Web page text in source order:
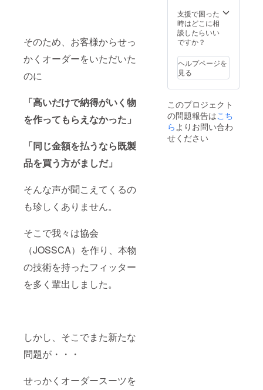
そのため、お客様からせっ
かくオーダーをいただいた
のに
「高いだけで納得がいく物
を作ってもらえなかった」
「同じ金額を払うなら既製
品を買う方がましだ」
そんな声が聞こえてくるの
も珍しくありません。
そこで我々は協会
（JOSSCA）を作り、本物
の技術を持ったフィッター
を多く輩出しました。
しかし、そこでまた新たな
問題が・・・
せっかくオーダースーツを
間×6
回、
（週1回
31ヶ月
度） 有
効期
限：初
回レッ
有効期
限2023
年11月
30日
（最終
支援で困った
時はどこに相
談したらいい
ですか？
ヘルプページを
見る
このプロジェクト
の問題報告はこち
ら よりお問い合わ
せください